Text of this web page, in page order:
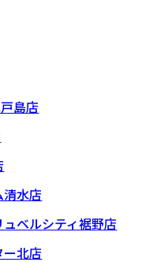
島店
水店
ベルシティ裾野店
北店